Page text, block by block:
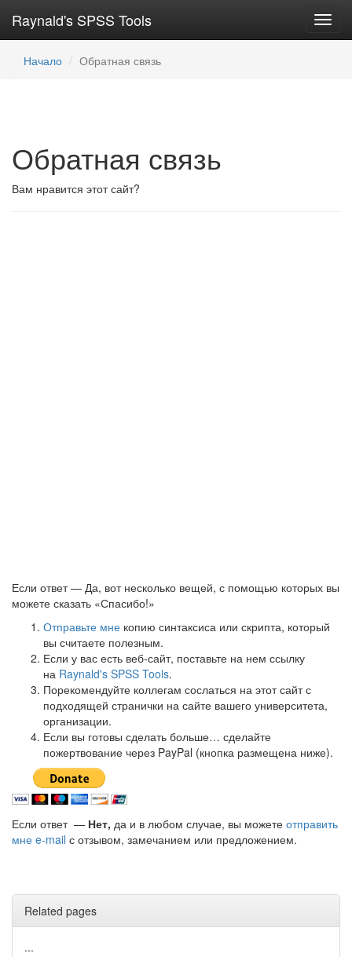
Raynald's SPSS Tools
Начало Обратная связь
Обратная связь
Вам нравится этот сайт?
Если ответ — Да, вот несколько вещей, с помощью которых вы
можете сказать «Спасибо!»
Отправьте мне копию синтаксиса или скрипта, который
вы считаете полезным.
Если у вас есть веб-сайт, поставьте на нем ссылку
на Raynald's SPSS Tools.
Порекомендуйте коллегам сослаться на этот сайт с
подходящей странички на сайте вашего университета,
организации.
Если вы готовы сделать больше… сделайте
пожертвование через PayPal (кнопка размещена ниже).
Если ответ — Нет, да и в любом случае, вы можете отправить
мне e-mail с отзывом, замечанием или предложением.
Related pages
...